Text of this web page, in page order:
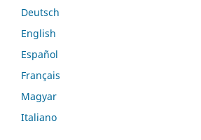
Deutsch
English
Español
Français
Magyar
Italiano